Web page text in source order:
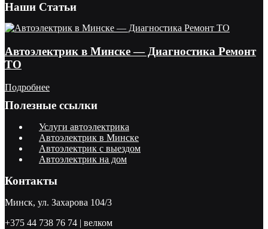
Наши Статьи
Автоэлектрик в Минске — Диагностика Ремонт
ТО
Подробнее
Полезные ссылки
Услуги автоэлектрика
Автоэлектрик в Минске
Автоэлектрик с выездом
Автоэлектрик на дом
Контакты
Минск, ул. Захарова 104/3
+375 44 738 76 74 | велком